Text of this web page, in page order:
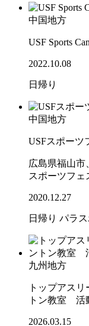
中国地方
USF Sports
2022.10.08
日帰り
中国地方
USFスポーツ
広島県福山市
スポーツフェ
2020.12.27
日帰り パラ
九州地方
トップアス
トン教室 活
2026.03.15